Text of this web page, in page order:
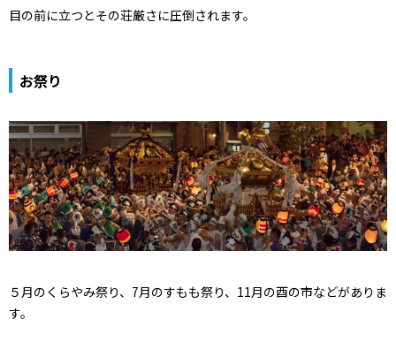
目の前に立つとその荘厳さに圧倒されます。
お祭り
５月のくらやみ祭り、7月のすもも祭り、11月の酉の市などがありま
す。